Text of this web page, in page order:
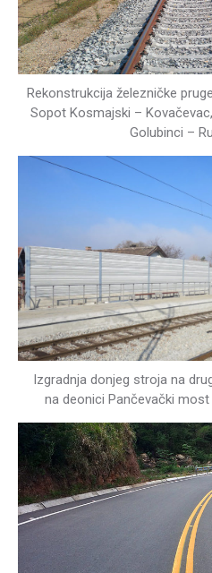
Rekonstrukcija železničke
Sopot Kosmajski –
Golubinci –
Izgradnja donjeg stroja na
na deonici Pančevački